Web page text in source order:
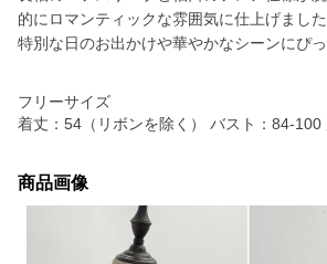
的にロマンティックな雰囲気に仕上げました
特別な日のお出かけや華やかなシーンにぴっ
フリーサイズ
着丈：54（リボンを除く） バスト：84-100
商品画像